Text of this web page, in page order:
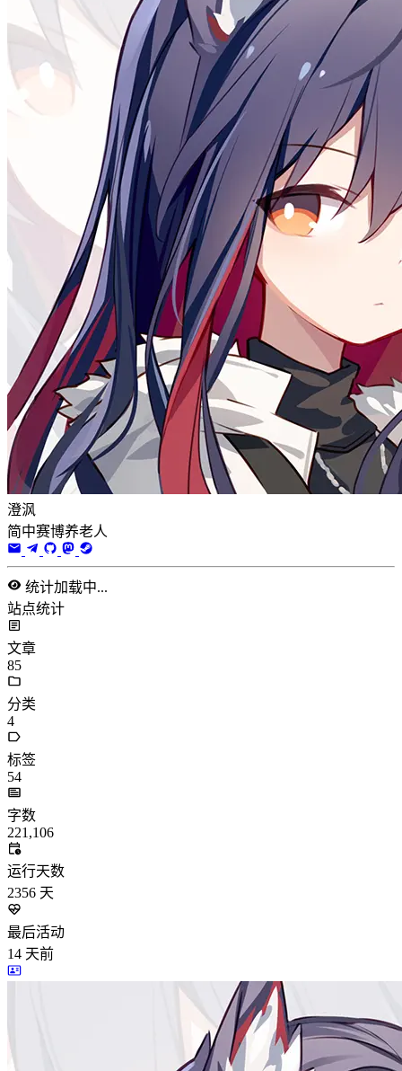
澄沨
简中赛博养老人
统计加载中...
站点统计
文章
85
分类
4
标签
54
字数
221,106
运行天数
2356 天
最后活动
14 天前